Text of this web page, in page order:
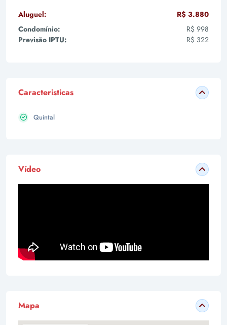
Aluguel:
R$ 3.880
Condomínio:
R$ 998
Previsão IPTU:
R$ 322
Caracteristicas
Quintal
Vídeo
Mapa